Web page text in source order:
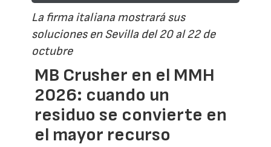
La firma italiana mostrará sus
soluciones en Sevilla del 20 al 22 de
octubre
MB Crusher en el MMH
2026: cuando un
residuo se convierte en
el mayor recurso